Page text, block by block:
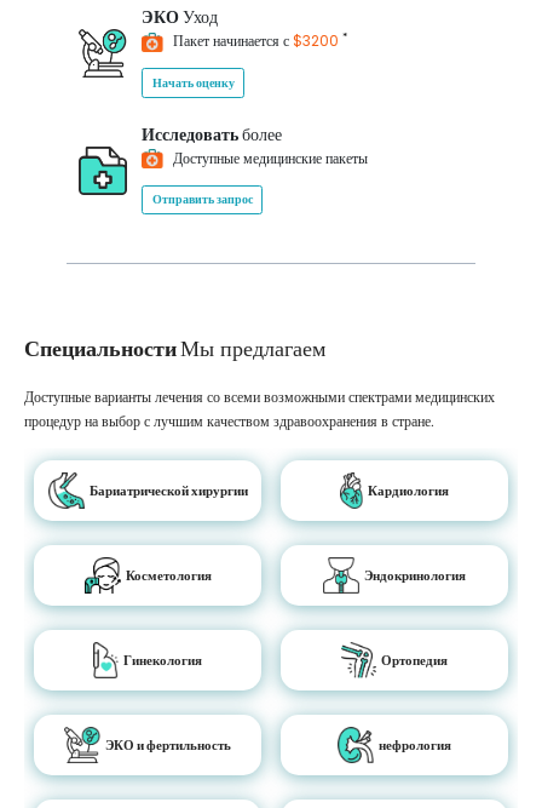
ЭКОУход
Пакет начинается с$3200 *
Начать оценку
Исследоватьболее
Доступные медицинские пакеты
Отправить запрос
СпециальностиМы предлагаем
Доступные варианты лечения со всеми возможными спектрами медицинских
процедур на выбор с лучшим качеством здравоохранения в стране.
Бариатрической хирургии Кардиология
Косметология Эндокринология
Гинекология Ортопедия
ЭКО и фертильность нефрология